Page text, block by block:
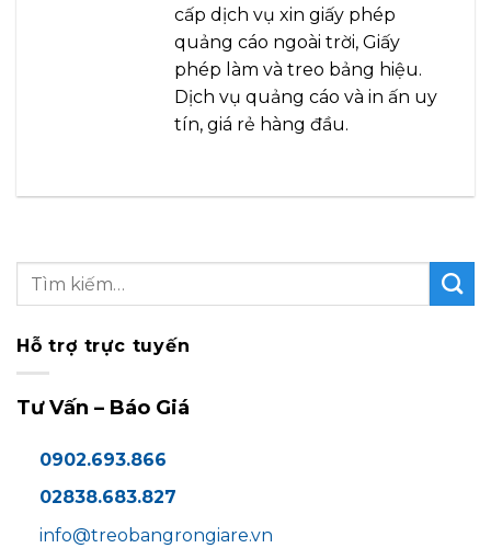
cấp dịch vụ xin giấy phép
quảng cáo ngoài trời, Giấy
phép làm và treo bảng hiệu.
Dịch vụ quảng cáo và in ấn uy
tín, giá rẻ hàng đầu.
Hỗ trợ trực tuyến
Tư Vấn – Báo Giá
0902.693.866
02838.683.827
info@treobangrongiare.vn